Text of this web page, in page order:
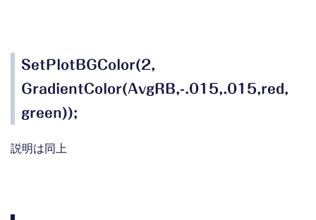
SetPlotBGColor(2,
GradientColor(AvgRB,-.015,.015,red,
green));
説明は同上